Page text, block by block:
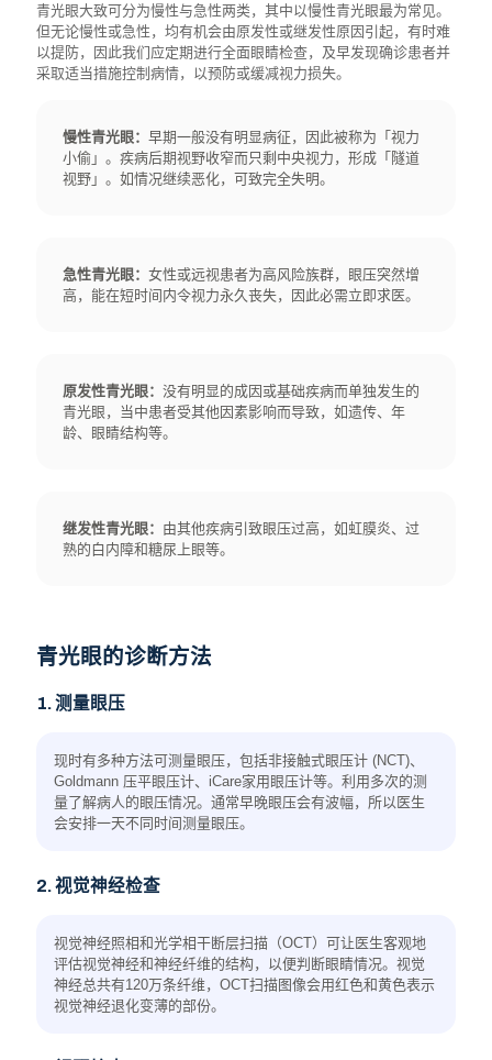
高眼压
睡眠窒息症
长期使用类固醇药物
青光眼大致可分为慢性与急性两类，其中以慢性青光眼最为常见。
但无论慢性或急性，均有机会由原发性或继发性原因引起，有时难
以提防，因此我们应定期进行全面眼睛检查，及早发现确诊患者并
采取适当措施控制病情，以预防或缓减视力损失。
慢性青光眼： 早期一般没有明显病征，因此被称为「视力
小偷」。疾病后期视野收窄而只剩中央视力，形成「隧道
视野」。如情况继续恶化，可致完全失明。
急性青光眼： 女性或远视患者为高风险族群，眼压突然增
高，能在短时间内令视力永久丧失，因此必需立即求医。
原发性青光眼： 没有明显的成因或基础疾病而单独发生的
青光眼，当中患者受其他因素影响而导致，如遗传、年
龄、眼睛结构等。
继发性青光眼： 由其他疾病引致眼压过高，如虹膜炎、过
熟的白内障和糖尿上眼等。
青光眼的诊断方法
1. 测量眼压
现时有多种方法可测量眼压，包括非接触式眼压计 (NCT)、
Goldmann 压平眼压计、iCare家用眼压计等。利用多次的测
量了解病人的眼压情况。通常早晚眼压会有波幅，所以医生
会安排一天不同时间测量眼压。
2. 视觉神经检查
视觉神经照相和光学相干断层扫描（OCT）可让医生客观地
评估视觉神经和神经纤维的结构，以便判断眼睛情况。视觉
神经总共有120万条纤维，OCT扫描图像会用红色和黄色表示
视觉神经退化变薄的部份。